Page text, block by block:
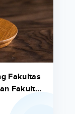
Fakultas
Fakultas